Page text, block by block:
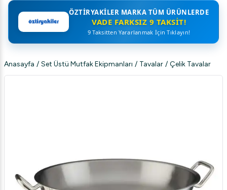
ÖZTIRYAKILER MARKA TÜM ÜRÜNLERDE
VADE FARKSIZ 9 TAKSIT!
9 Taksitten Yararlanmak İçin Tıklayın!
Anasayfa / Set Üstü Mutfak Ekipmanları / Tavalar / Çelik Tavalar